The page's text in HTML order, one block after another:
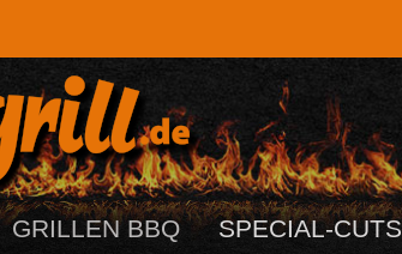
GRILLEN BBQ SPECIAL-CUTS